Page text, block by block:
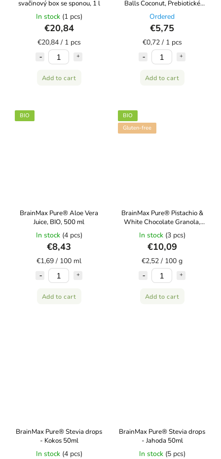
svačinový box se sponou, 1 l
In stock (1 pcs)
€20,84
€20,84 / 1 pcs
Add to cart
Balls Coconut, Prebiotické
kuličky, Kokos, BIO, 8 ks
Ordered
€5,75
€0,72 / 1 pcs
Add to cart
BIO
BrainMax Pure® Aloe Vera
Juice, BIO, 500 ml
In stock (4 pcs)
€8,43
€1,69 / 100 ml
Add to cart
BIO
Gluten-free
BrainMax Pure® Pistachio &
White Chocolate Granola,
pistácie a bílá čokoláda, BIO,
400 g
In stock (3 pcs)
€10,09
€2,52 / 100 g
Add to cart
BrainMax Pure® Stevia drops
- Kokos 50ml
In stock (4 pcs)
BrainMax Pure® Stevia drops
- Jahoda 50ml
In stock (5 pcs)